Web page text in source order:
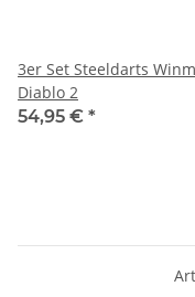
3er Set Steeldarts
Diablo 2
54,95 € *